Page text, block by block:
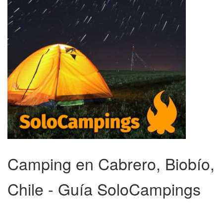
Camping en Cabrero, Biobío,
Chile - Guía SoloCampings